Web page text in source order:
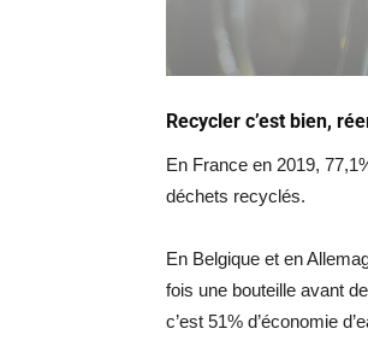
Recycler c’est bien,
En France en 2019,
déchets recyclés.
En Belgique et en
fois une bouteille avant
c’est 51% d’économie